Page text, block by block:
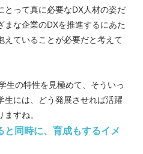
とって真に必要なDX人材の姿だ
まな企業のDXを推進するにあた
えていることが必要だと考えて
生の特性を見極めて、そういっ
生には、どう発展させれば活躍
すね。
同時に、育成もするイメ